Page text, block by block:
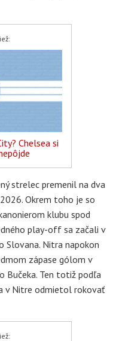
Chelsea si
strelec premenil na dva
Okrem toho je so
klubu spod
play-off sa začali v
Slovana. Nitra napokon
zápase gólom v
Bučeka. Ten totiž podľa
v Nitre odmietol rokovať